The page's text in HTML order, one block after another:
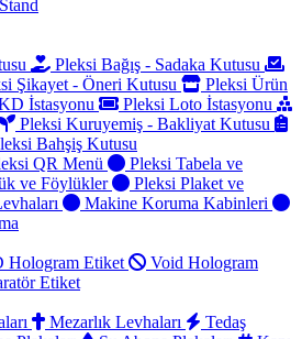
Pleksi Bağış - Sadaka Kutusu
Şikayet - Öneri Kutusu
Pleksi Ürün
İstasyonu
Pleksi Loto İstasyonu
Pleksi Kuruyemiş - Bakliyat Kutusu
Bahşiş Kutusu
QR Menü
Pleksi Tabela ve
ve Föylükler
Pleksi Plaket ve
Makine Koruma Kabinleri
Hologram Etiket
Void Hologram
Etiket
Mezarlık Levhaları
Tedaş